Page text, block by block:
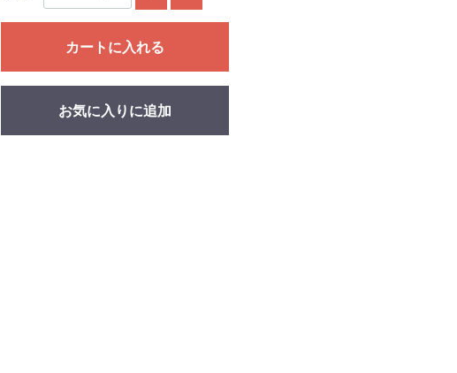
カートに入れる
お気に入りに追加